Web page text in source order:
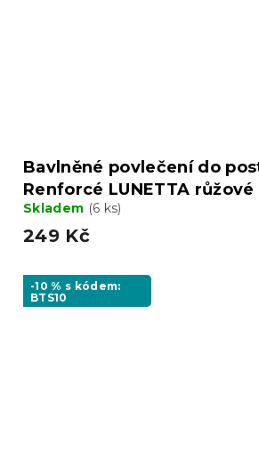
Bavlněné povlečení do
Renforcé LUNETTA růžové
Skladem (6 ks)
249 Kč
-10 % s kódem:
BTS10